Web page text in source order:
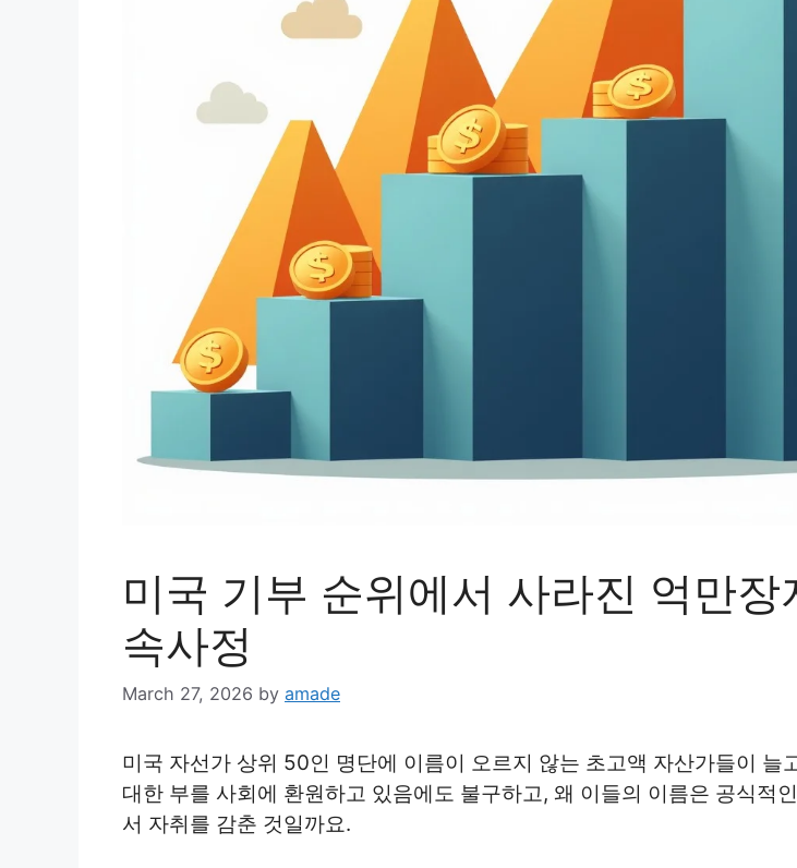
미국 기부 순위에서 사라진 억만장
속사정
March 27, 2026 by amade
미국 자선가 상위 50인 명단에 이름이 오르지 않는 초고액 자산가들이 늘
대한 부를 사회에 환원하고 있음에도 불구하고, 왜 이들의 이름은 공식적
서 자취를 감춘 것일까요.